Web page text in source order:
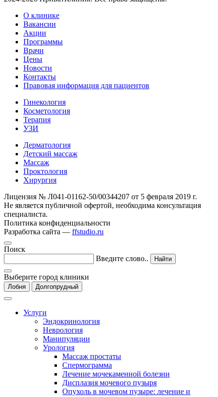
О клинике
Вакансии
Акции
Программы
Врачи
Цены
Новости
Контакты
Правовая информация для пациентов
Гинекология
Косметология
Терапия
УЗИ
Дерматология
Детский массаж
Массаж
Проктология
Хирургия
Лицензия № Л041-01162-50/00344207 от 5 февраля 2019 г.
Не является публичной офертой, необходима консультация
специалиста.
Политика конфиденциальности
Разработка сайта — ffstudio.ru
Поиск
Введите слово..
Найти
Выберите город клиники
Лобня Долгопрудный
Услуги
Эндокринология
Неврология
Манипуляции
Урология
Массаж простаты
Спермограмма
Лечение мочекаменной болезни
Дисплазия мочевого пузыря
Опухоль в мочевом пузыре: лечение и